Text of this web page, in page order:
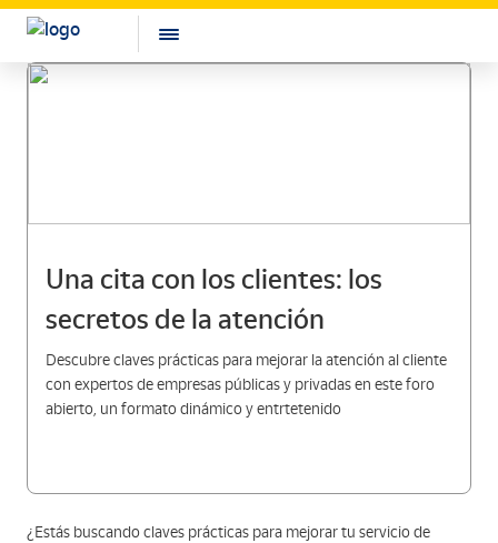
Una cita con los clientes: los
secretos de la atención
Descubre claves prácticas para mejorar la atención al cliente
con expertos de empresas públicas y privadas en este foro
abierto, un formato dinámico y entrtetenido
¿Estás buscando claves prácticas para mejorar tu servicio de